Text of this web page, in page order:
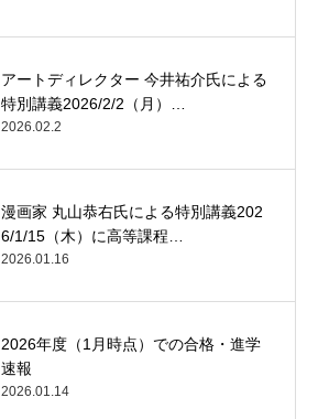
アートディレクター 今井祐介氏による
特別講義2026/2/2（月）…
2026.02.2
漫画家 丸山恭右氏による特別講義202
6/1/15（木）に高等課程…
2026.01.16
2026年度（1月時点）での合格・進学
速報
2026.01.14